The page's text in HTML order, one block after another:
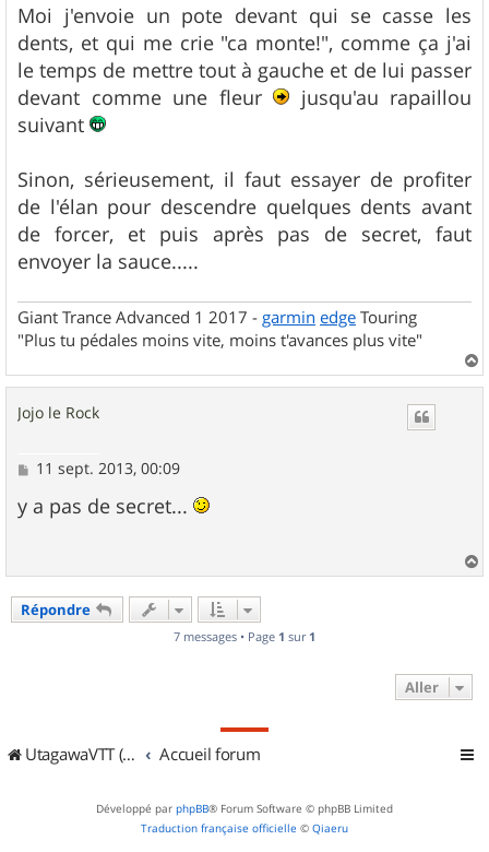
s
s
a
g
e
Moi j'envoie un pote devant qui se casse les
dents, et qui me crie "ca monte!", comme ça j'ai
le temps de mettre tout à gauche et de lui passer
devant comme une fleur
jusqu'au rapaillou
suivant
Sinon, sérieusement, il faut essayer de profiter
de l'élan pour descendre quelques dents avant
de forcer, et puis après pas de secret, faut
envoyer la sauce.....
Giant Trance Advanced 1 2017 - garmin edge Touring
"Plus tu pédales moins vite, moins t'avances plus vite"
a
Jojo le Rock
M
s
s
e
11 sept. 2013, 00:09
y a pas de secret...
a
Répondre
7 messages • Page 1 sur 1
Aller
UtagawaVTT (Randos VTT et VTTAE avec traces GPS) Accueil forum
Développé par phpBB® Forum Software © phpBB Limited
Traduction française officielle © Qiaeru